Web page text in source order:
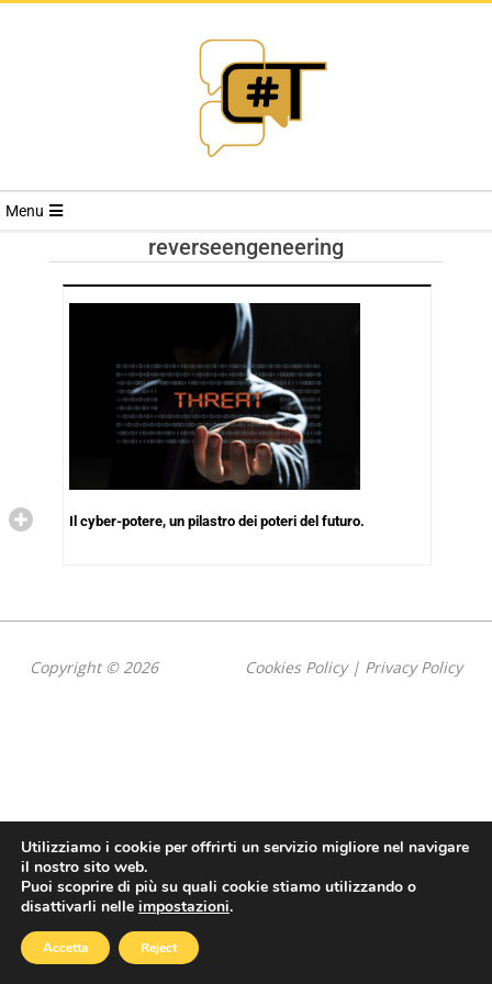
RIVISTA
TRENDS
Menu
reverseengeneering
Il cyber-potere, un pilastro dei poteri del futuro.
Copyright © 2026 Cookies Policy| Privacy Policy
Utilizziamo i cookie per offrirti un servizio migliore nel navigare
il nostro sito web.
Puoi scoprire di più su quali cookie stiamo utilizzando o
disattivarli nelle impostazioni.
Accetta Reject